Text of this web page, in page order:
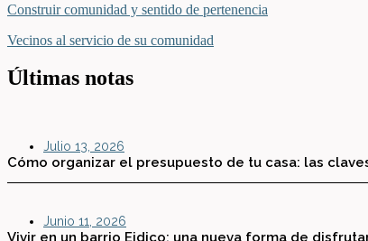
Construir comunidad y sentido de pertenencia
Vecinos al servicio de su comunidad
Últimas notas
Julio 13, 2026
Cómo organizar el presupuesto de tu casa: las
Junio 11, 2026
Vivir en un barrio Eidico: una nueva forma de